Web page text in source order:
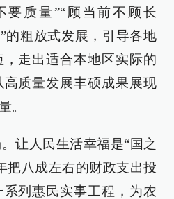
要质量”“顾当前不顾长
的粗放式发展，引导各地
走出适合本地区实际的
质量发展丰硕成果展现
。
让人民生活幸福是“国之
把八成左右的财政支出投
系列惠民实事工程，为农